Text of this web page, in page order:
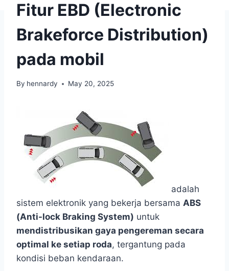
Fitur EBD (Electronic
Brakeforce Distribution)
pada mobil
By hennardy May 20, 2025
adalah
sistem elektronik yang bekerja bersama ABS
(Anti-lock Braking System) untuk
mendistribusikan gaya pengereman secara
optimal ke setiap roda, tergantung pada
kondisi beban kendaraan.